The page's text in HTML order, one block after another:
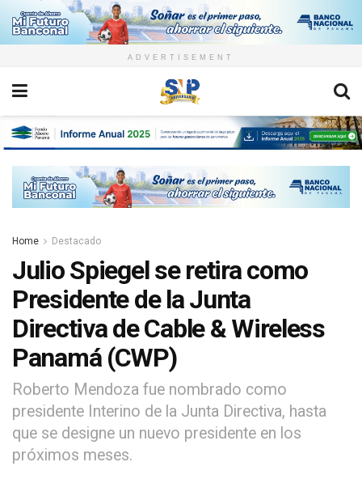
ADVERTISEMENT
Home Destacado
Julio Spiegel se retira como
Presidente de la Junta
Directiva de Cable & Wireless
Panamá (CWP)
Roberto Mendoza fue nombrado como
presidente Interino de la Junta Directiva, hasta
que se designe un nuevo presidente en los
próximos meses.